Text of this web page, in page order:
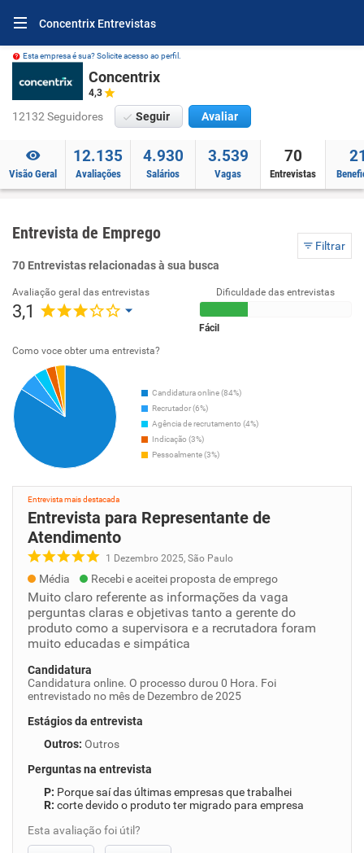
Concentrix Entrevistas
Esta empresa é sua? Solicite acesso ao perfil.
Concentrix
4,3
12132 Seguidores Seguir Avaliar
Visão Geral
12.135
Avaliações
4.930
Salários
3.539
Vagas
70
Entrevistas
Entrevista de Emprego
Filtrar
70 Entrevistas relacionadas à sua busca
Avaliação geral das entrevistas
3,1
Dificuldade das entrevistas
Fácil
Como voce obter uma entrevista?
Candidatura online (84%)
Recrutador (6%)
Agência de recrutamento (4%)
Indicação (3%)
Pessoalmente (3%)
Entrevista mais destacada
Entrevista para Representante de
Atendimento
1 Dezembro 2025, São Paulo
Média Recebi e aceitei proposta de emprego
Muito claro referente as informações da vaga
perguntas claras e objetivas tanto a gerente do
produto como a supervisora e a recrutadora foram
muito educadas e simpática
Candidatura
Candidatura online. O processo durou 0 Hora. Foi
entrevistado no mês de Dezembro de 2025
Estágios da entrevista
Outros: Outros
Perguntas na entrevista
Porque saí das últimas empresas que trabalhei
corte devido o produto ter migrado para empresa
Esta avaliação foi útil?